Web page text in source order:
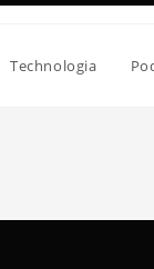
Technologia